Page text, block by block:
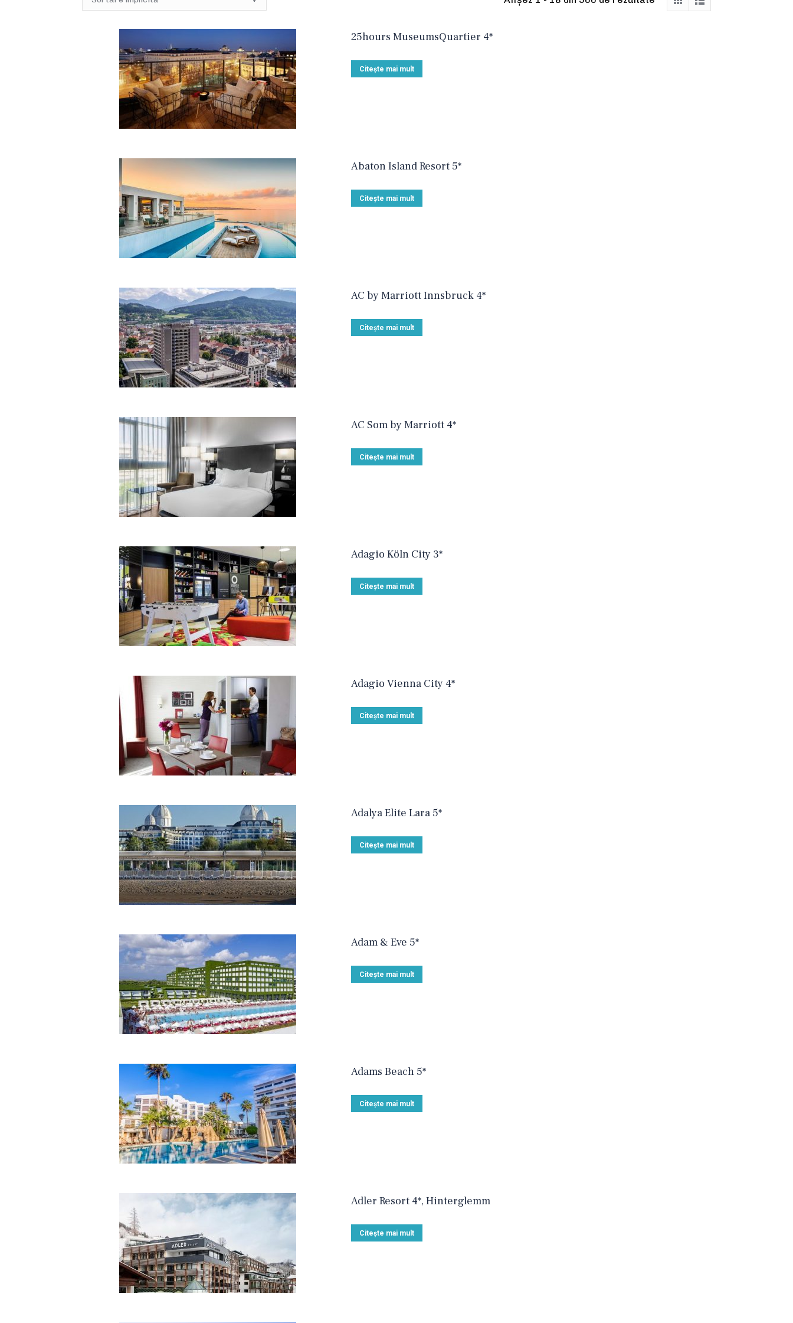
25hours MuseumsQuartier 4*
Citește mai mult
Abaton Island Resort 5*
Citește mai mult
AC by Marriott Innsbruck 4*
Citește mai mult
AC Som by Marriott 4*
Citește mai mult
Adagio Köln City 3*
Citește mai mult
Adagio Vienna City 4*
Citește mai mult
Adalya Elite Lara 5*
Citește mai mult
Adam & Eve 5*
Citește mai mult
Adams Beach 5*
Citește mai mult
Adler Resort 4*, Hinterglemm
Citește mai mult